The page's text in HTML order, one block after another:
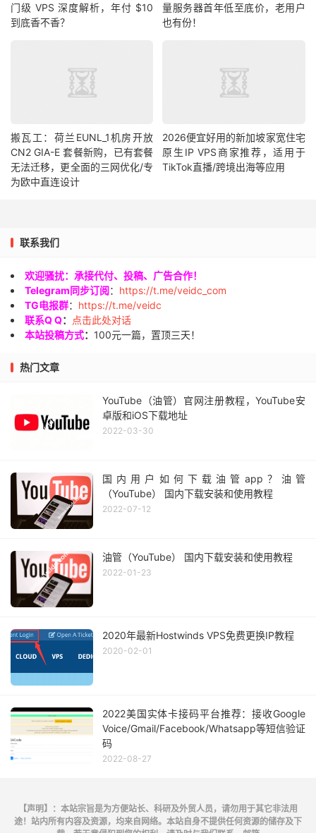
门级 VPS 深度解析，年付 $10
到底香不香？
量服务器首年低至底价，老用户
也有份！
搬瓦工：荷兰EUNL_1机房开放
CN2 GIA-E 套餐新购，已有套餐
无法迁移，更全面的三网优化/专
为欧中直连设计
2026便宜好用的新加坡家宽住宅
原生IP VPS商家推荐，适用于
TikTok直播/跨境出海等应用
联系我们
欢迎骚扰：承接代付、投稿、广告合作！
Telegram同步订阅： https://t.me/veidc_com
TG电报群： https://t.me/veidc
联系Q Q：
点击此处对话
本站投稿方式： 100元一篇，置顶三天！
热门文章
YouTube（油管）官网注册教程，YouTube安
卓版和iOS下载地址
2022-03-30
国内用户如何下载油管app？油管
（YouTube） 国内下载安装和使用教程
2022-07-12
油管（YouTube） 国内下载安装和使用教程
2022-01-23
2020年最新Hostwinds VPS免费更换IP教程
2020-02-01
2022美国实体卡接码平台推荐：接收Google
Voice/Gmail/Facebook/Whatsapp等短信验证
码
2022-08-27
【声明】：本站宗旨是为方便站长、科研及外贸人员，请勿用于其它非法用
途！站内所有内容及资源，均来自网络。本站自身不提供任何资源的储存及下